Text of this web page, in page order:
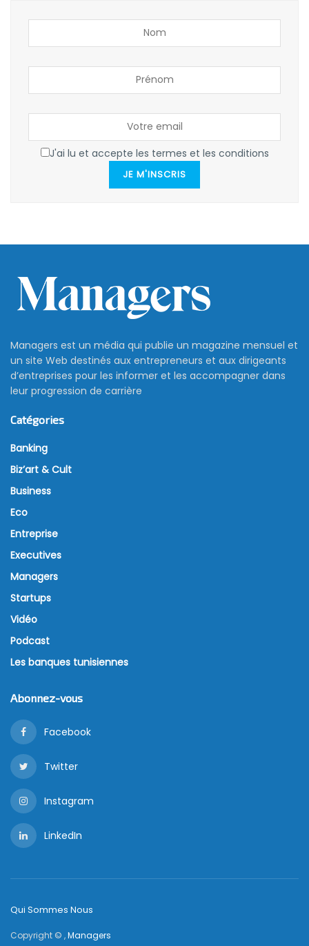
J'ai lu et accepte les termes et les conditions
JE M'INSCRIS
Managers est un média qui publie un magazine mensuel et
un site Web destinés aux entrepreneurs et aux dirigeants
d’entreprises pour les informer et les accompagner dans
leur progression de carrière
Catégories
Banking
Biz’art & Cult
Business
Eco
Entreprise
Executives
Managers
Startups
Vidéo
Podcast
Les banques tunisiennes
Abonnez-vous
Facebook
Twitter
Instagram
LinkedIn
Qui Sommes Nous
Copyright © ,Managers